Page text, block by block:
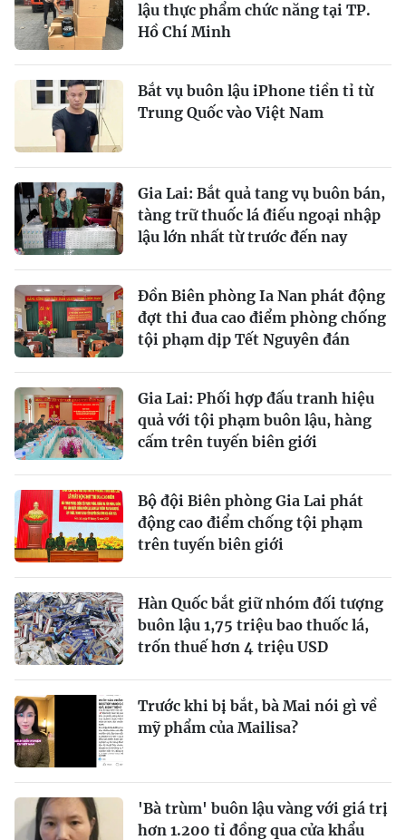
lậu thực phẩm chức năng tại TP.
Hồ Chí Minh
Bắt vụ buôn lậu iPhone tiền tỉ từ
Trung Quốc vào Việt Nam
Gia Lai: Bắt quả tang vụ buôn bán,
tàng trữ thuốc lá điếu ngoại nhập
lậu lớn nhất từ trước đến nay
Đồn Biên phòng Ia Nan phát động
đợt thi đua cao điểm phòng chống
tội phạm dịp Tết Nguyên đán
Gia Lai: Phối hợp đấu tranh hiệu
quả với tội phạm buôn lậu, hàng
cấm trên tuyến biên giới
Bộ đội Biên phòng Gia Lai phát
động cao điểm chống tội phạm
trên tuyến biên giới
Hàn Quốc bắt giữ nhóm đối tượng
buôn lậu 1,75 triệu bao thuốc lá,
trốn thuế hơn 4 triệu USD
Trước khi bị bắt, bà Mai nói gì về
mỹ phẩm của Mailisa?
'Bà trùm' buôn lậu vàng với giá trị
hơn 1.200 tỉ đồng qua cửa khẩu